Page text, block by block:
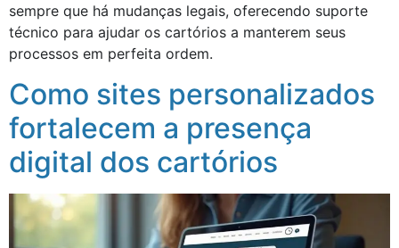
sempre que há mudanças legais, oferecendo suporte
técnico para ajudar os cartórios a manterem seus
processos em perfeita ordem.
Como sites personalizados
fortalecem a presença
digital dos cartórios